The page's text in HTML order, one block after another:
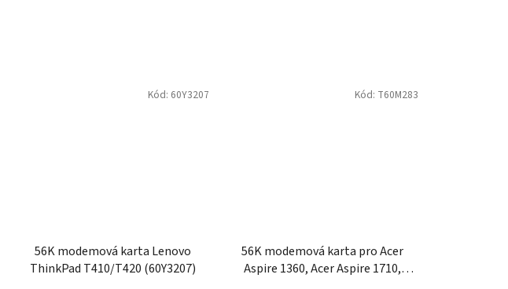
56K modemová karta Lenovo
ThinkPad T410/T420 (60Y3207)
Kód: 60Y3207
56K modemová karta pro Acer
Aspire 1360, Acer Aspire 1710,
Kód: T60M283